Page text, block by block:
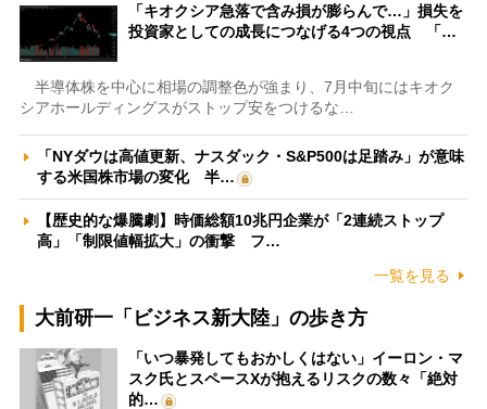
「キオクシア急落で含み損が膨らんで…」損失を
投資家としての成長につなげる4つの視点 「…
半導体株を中心に相場の調整色が強まり、7月中旬にはキオク
シアホールディングスがストップ安をつけるな…
「NYダウは高値更新、ナスダック・S&P500は足踏み」が意味
する米国株市場の変化 半…
【歴史的な爆騰劇】時価総額10兆円企業が「2連続ストップ
高」「制限値幅拡大」の衝撃 フ…
一覧を見る
大前研一「ビジネス新大陸」の歩き方
「いつ暴発してもおかしくはない」イーロン・マ
スク氏とスペースXが抱えるリスクの数々「絶対
的…